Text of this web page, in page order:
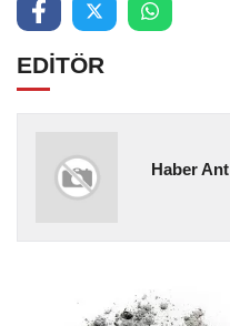
EDİTÖR
Haber Ant